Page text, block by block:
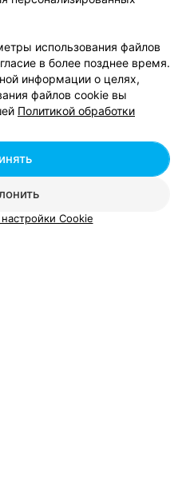
занятий в
компанию
специалиста
использования файлов
в более позднее время.
информации о целях,
файлов cookie вы
Политикой обработки
Cookie